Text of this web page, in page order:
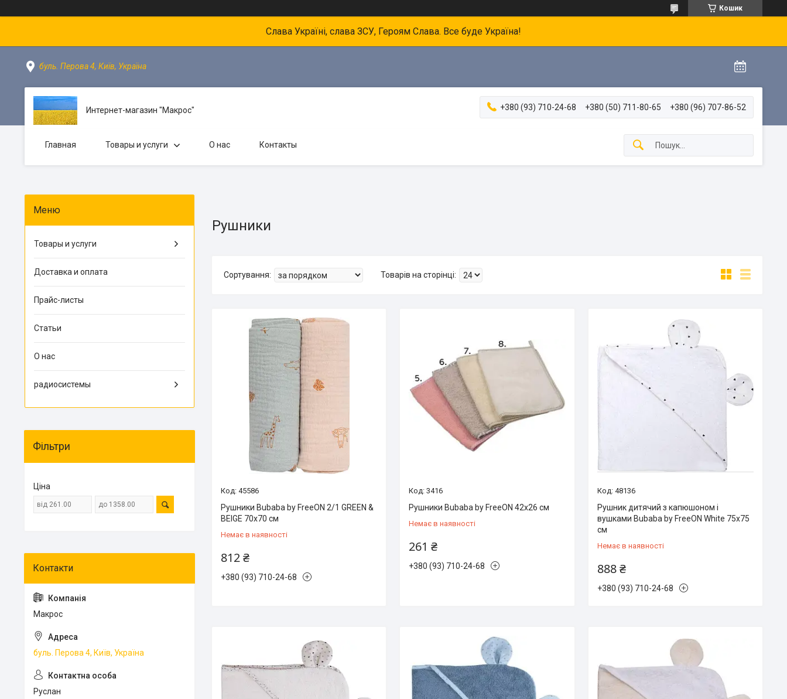
Кошик
Слава Україні, слава ЗСУ, Героям Слава. Все буде Україна!
буль. Перова 4, Київ, Україна
Интернет-магазин "Макрос" +380 (93) 710-24-68 +380 (50) 711-80-65 +380 (96) 707-86-52
Главная Товары и услуги О нас Контакты
Рушники
45586
Рушники Bubaba by FreeON 2/1 GREEN &
BEIGE 70х70 см
Немає в наявності
812 ₴
+380 (93) 710-24-68
3416
Рушники Bubaba by FreeON 42х26 см
Немає в наявності
261 ₴
+380 (93) 710-24-68
48136
Рушник дитячий з капюшоном і
вушками Bubaba by FreeON White 75х75
см
Немає в наявності
888 ₴
+380 (93) 710-24-68
Товары и услуги
Доставка и оплата
Прайс-листы
Статьи
О нас
радиосистемы
Фільтри
Ціна
Макрос
буль. Перова 4, Київ, Україна
Руслан